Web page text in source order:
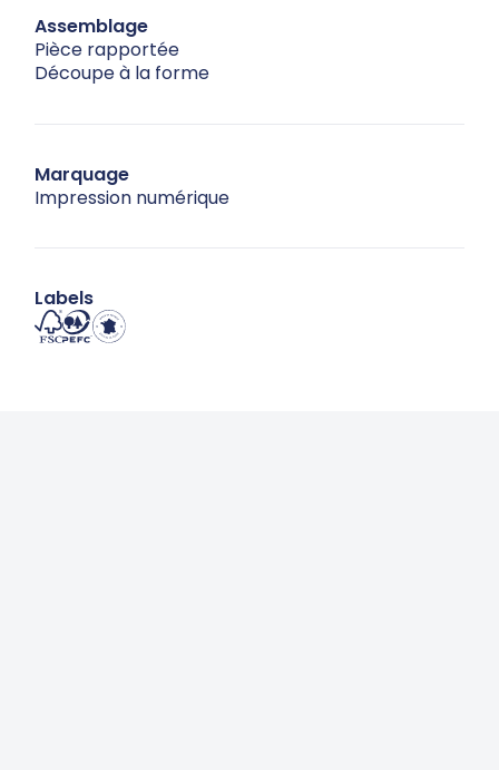
Assemblage
Pièce rapportée
Découpe à la forme
Marquage
Impression numérique
Labels